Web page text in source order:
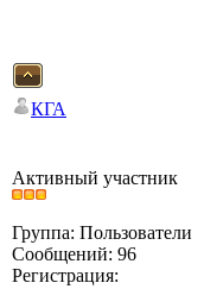
КГА
Активный участник
Группа: Пользователи
Сообщений: 96
Регистрация: